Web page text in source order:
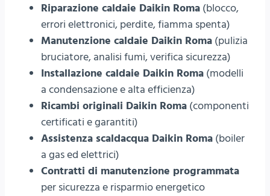
Riparazione caldaie Daikin Roma (blocco,
errori elettronici, perdite, fiamma spenta)
Manutenzione caldaie Daikin Roma (pulizia
bruciatore, analisi fumi, verifica sicurezza)
Installazione caldaie Daikin Roma (modelli
a condensazione e alta efficienza)
Ricambi originali Daikin Roma (componenti
certificati e garantiti)
Assistenza scaldacqua Daikin Roma (boiler
a gas ed elettrici)
Contratti di manutenzione programmata
per sicurezza e risparmio energetico